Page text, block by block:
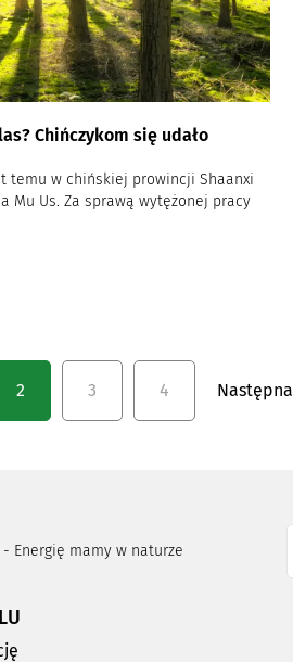
Chińczykom się udało
temu w chińskiej prowincji Shaanxi
Mu Us. Za sprawą wytężonej pracy
2 3 4 Następna
- Energię mamy w naturze